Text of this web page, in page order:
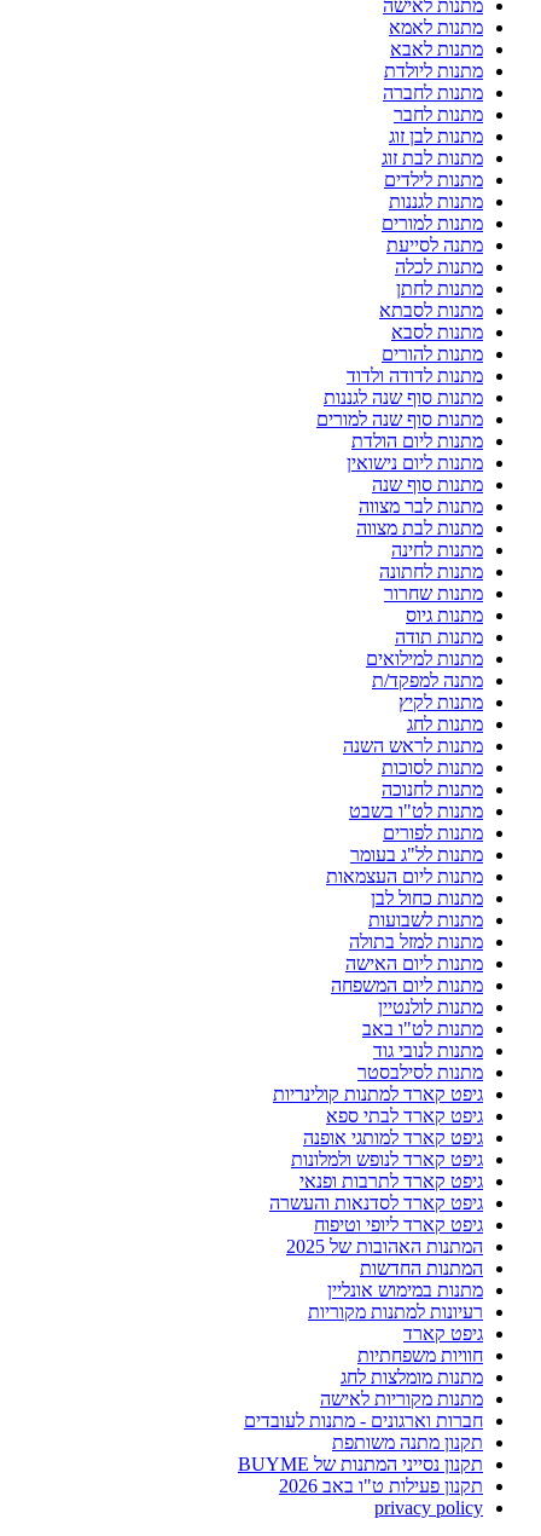
מתנות לאישה
מתנות לאמא
מתנות לאבא
מתנות ליולדת
מתנות לחברה
מתנות לחבר
מתנות לבן זוג
מתנות לבת זוג
מתנות לילדים
מתנות לגננות
מתנות למורים
מתנה לסייעת
מתנות לכלה
מתנות לחתן
מתנות לסבתא
מתנות לסבא
מתנות להורים
מתנות לדודה ולדוד
מתנות סוף שנה לגננות
מתנות סוף שנה למורים
מתנות ליום הולדת
מתנות ליום נישואין
מתנות סוף שנה
מתנות לבר מצווה
מתנות לבת מצווה
מתנות לחינה
מתנות לחתונה
מתנות שחרור
מתנות גיוס
מתנות תודה
מתנות למילואים
מתנה למפקד/ת
מתנות לקיץ
מתנות לחג
מתנות לראש השנה
מתנות לסוכות
מתנות לחנוכה
מתנות לט"ו בשבט
מתנות לפורים
מתנות לל"ג בעומר
מתנות ליום העצמאות
מתנות כחול לבן
מתנות לשבועות
מתנות למזל בתולה
מתנות ליום האישה
מתנות ליום המשפחה
מתנות לולנטיין
מתנות לט"ו באב
מתנות לנובי גוד
מתנות לסילבסטר
גיפט קארד למתנות קולינריות
גיפט קארד לבתי ספא
גיפט קארד למותגי אופנה
גיפט קארד לנופש ולמלונות
גיפט קארד לתרבות ופנאי
גיפט קארד לסדנאות והעשרה
גיפט קארד ליופי וטיפוח
המתנות האהובות של 2025
המתנות החדשות
מתנות במימוש אונליין
רעיונות למתנות מקוריות
גיפט קארד
חוויות משפחתיות
מתנות מומלצות לחג
מתנות מקוריות לאישה
חברות וארגונים - מתנות לעובדים
תקנון מתנה משותפת
תקנון נסייני המתנות של BUYME
תקנון פעילות ט"ו באב 2026
privacy policy